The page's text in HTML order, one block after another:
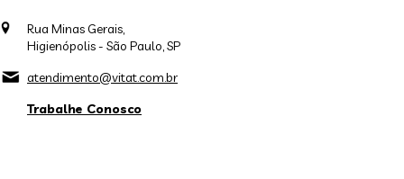
Rua Minas Gerais,
Higienópolis - São Paulo, SP
atendimento@vitat.com.br
Trabalhe Conosco